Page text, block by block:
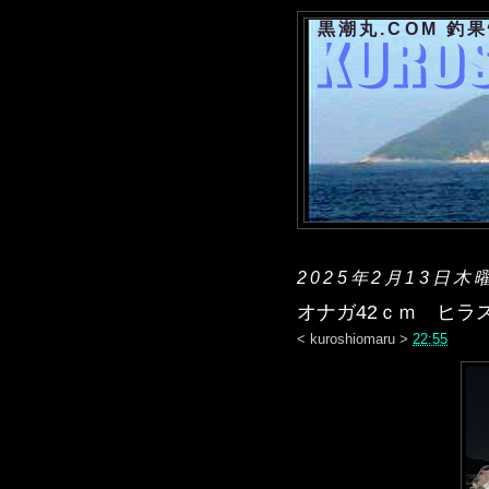
黒潮丸.COM 釣
2025年2月13日木
オナガ42ｃｍ ヒラ
< kuroshiomaru > 22:55